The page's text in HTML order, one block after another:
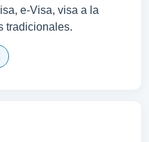
e-Visa, visa a la
tradicionales.